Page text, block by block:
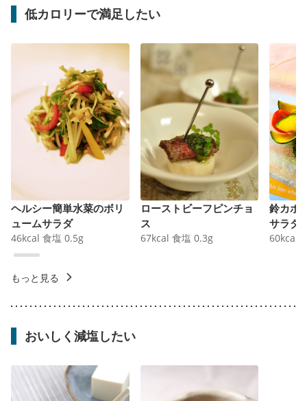
低カロリーで満足したい
ヘルシー簡単水菜のボリ
ュームサラダ
46kcal 食塩 0.5g
ローストビーフピンチョ
ス
67kcal 食塩 0.3g
鈴カボ
サラダ
60kcal
もっと見る
おいしく減塩したい